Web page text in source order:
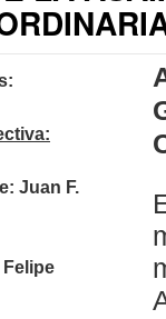
Juan F.